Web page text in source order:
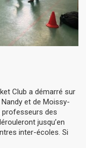
Club a démarré sur
et de Moissy-
professeurs des
jusqu’en
inter-écoles. Si